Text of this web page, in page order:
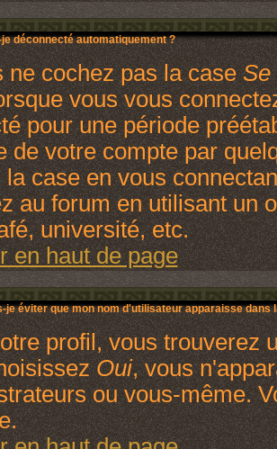
déconnecté automatiquement ?
ne cochez pas la caseSe
vous vous
pour une période
de votre compte par
la case en vous
au forum en utilisant un
université, etc.
en haut de page
je éviter que mon nom d'utilisateur apparaisse dans
profil, vous trouverez
Oui, vous
ou vous-même.